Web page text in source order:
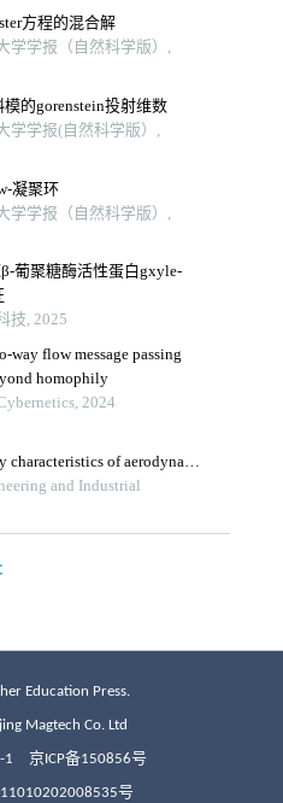
Education Press.
Magtech Co. Ltd
1 京ICP备150856号
号